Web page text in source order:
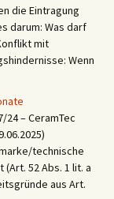
die Eintragung
darum: Was darf
mit
Wenn
24 – CeramTec
technische
(Art. 52 Abs. 1 lit. a
aus Art.